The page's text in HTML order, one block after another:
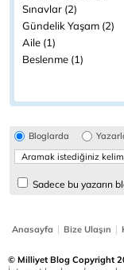
Sınavlar (2)
Gündelik Yaşam (2)
Aile (1)
Beslenme (1)
Bloglarda
Sadece bu yazarın
Anasayfa | Bize Ulaşın |
© Milliyet Blog Copyright